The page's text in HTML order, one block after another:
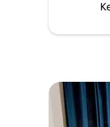
toegang tot
langere